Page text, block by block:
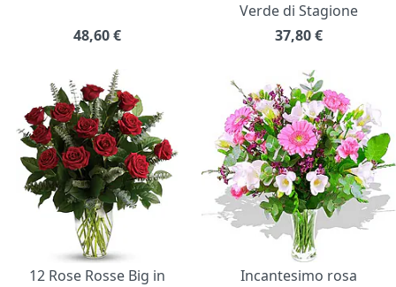
48,60€
Verde di Stagione
37,80€
12 Rose Rosse Big in
Incantesimo rosa